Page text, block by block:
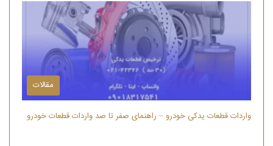
مقالات
واردات قطعات یدکی خودرو – راهنمای صفر تا صد واردات قطعات خودرو